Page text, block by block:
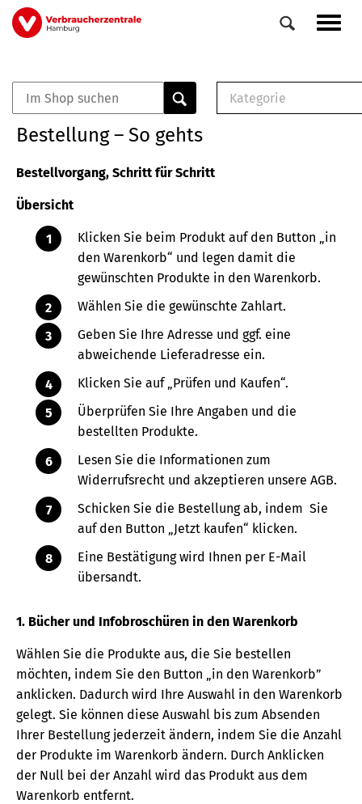
Direkt
zum
Veranstaltungen
0
Elemente
Kategorie
Buch
Bestellung – So gehts
Bestellvorgang, Schritt für Schritt
Übersicht
Klicken Sie beim Produkt auf den Button „in
den Warenkorb“ und legen damit die
gewünschten Produkte in den Warenkorb.
Wählen Sie die gewünschte Zahlart.
Geben Sie Ihre Adresse und ggf. eine
abweichende Lieferadresse ein.
Klicken Sie auf „Prüfen und Kaufen“.
Überprüfen Sie Ihre Angaben und die
bestellten Produkte.
Lesen Sie die Informationen zum
Widerrufsrecht und akzeptieren unsere AGB.
Schicken Sie die Bestellung ab, indem Sie
auf den Button „Jetzt kaufen“ klicken.
Eine Bestätigung wird Ihnen per E-Mail
übersandt.
1. Bücher und Infobroschüren in den Warenkorb
Wählen Sie die Produkte aus, die Sie bestellen
möchten, indem Sie den Button „in den Warenkorb”
anklicken. Dadurch wird Ihre Auswahl in den Warenkorb
gelegt. Sie können diese Auswahl bis zum Absenden
Ihrer Bestellung jederzeit ändern, indem Sie die Anzahl
der Produkte im Warenkorb ändern. Durch Anklicken
der Null bei der Anzahl wird das Produkt aus dem
Warenkorb entfernt.